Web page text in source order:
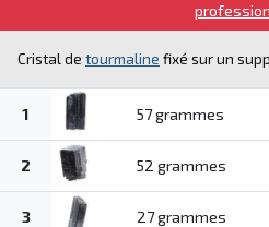
Cristal de tourmaline fixé sur un
1 57 grammes
2 52 grammes
3 27 grammes